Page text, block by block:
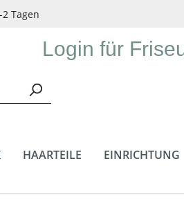
Tagen
Login für
HAARTEILE EINRICHTUNG